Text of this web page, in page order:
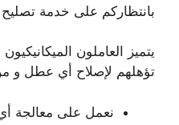
بانتظاركم على خدمة
يتميز العاملون
تؤهلهم لإصلاح أي عطل و
نعمل على معالجة